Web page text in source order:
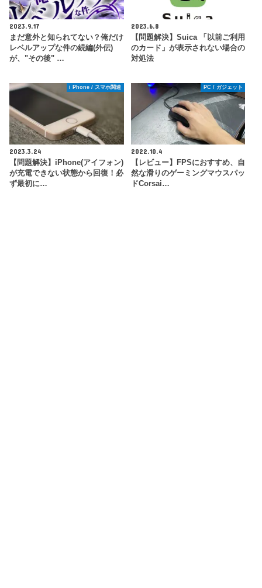
2023.9.17
まだ意外と知られてない？俺だけ
レベルアップな件の続編(外伝)
が、"その後" …
2023.6.8
【問題解決】Suica 「以前ご利用
のカード」が表示されない場合の
対処法
i Phone / スマホ関連
2023.3.24
【問題解決】iPhone(アイフォン)
が充電できない状態から回復！必
ず最初に…
PC / ガジェット
2022.10.4
【レビュー】FPSにおすすめ、自
然な滑りのゲーミングマウスパッ
ドCorsai…